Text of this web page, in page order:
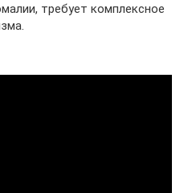
требует комплексное